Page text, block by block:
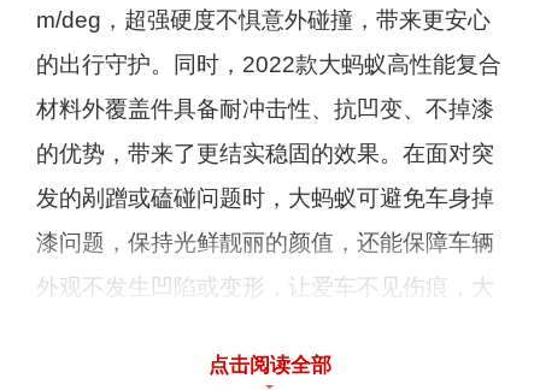
m/deg，超强硬度不惧意外碰撞，带来更安心
的出行守护。同时，2022款大蚂蚁高性能复合
材料外覆盖件具备耐冲击性、抗凹变、不掉漆
的优势，带来了更结实稳固的效果。在面对突
发的剐蹭或磕碰问题时，大蚂蚁可避免车身掉
漆问题，保持光鲜靓丽的颜值，还能保障车辆
外观不发生凹陷或变形，让爱车不见伤痕，大
的安全和经济顾虑。点击阅读全部